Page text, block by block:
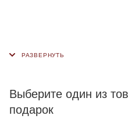
Выберите один из
подарок